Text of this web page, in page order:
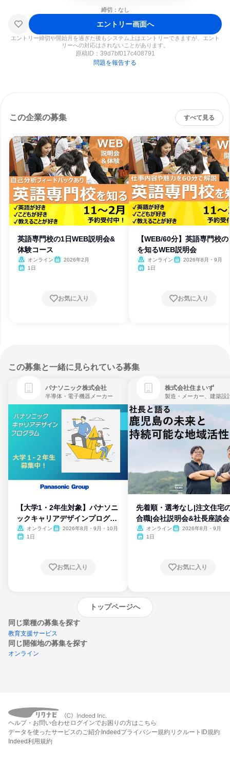
締切：なし
エントリー画面へ
エントリー締切や開始月を過ぎた後もシステム上はエントリーできますが、エント
リーへの対応はされないことがあります。
原稿ID： 39d7bf017c408791
問題を報告する
この企業の募集 すべて見る
英語専門校の1日WEB説明会&
体験コース
オンライン
2026年2月
1日
お気に入り
【WEB/60分】英語専門校
を知るWEB説明会
オンライン
2026年8月・9月
1日
お気に入り
この募集と一緒に見られている募集
パナソニック株式会社
半導体・電子機器メーカー
【大学1・2年生対象】パナソニ
ックキャリアデザインプログラ
ム
オンライン
2026年8月・9月・10月
1日
お気に入り
株式会社住まいず
製造・メーカー、建築設
先着順・選考なし|注文住宅
合職|会社説明会&社長座談会
オンライン
2026年8月・9月
1日
お気に入り
トップページへ
同じ業種の募集を探す
教育支援サービス
同じ開催地の募集を探す
オンライン
締切：なし
ヘルプ・お問い合わせ ログインでお困りの方はこちら
データを使ったサービスのご紹介 Indeedプライバシー規約 リクルートID規約
Indeed利用規約